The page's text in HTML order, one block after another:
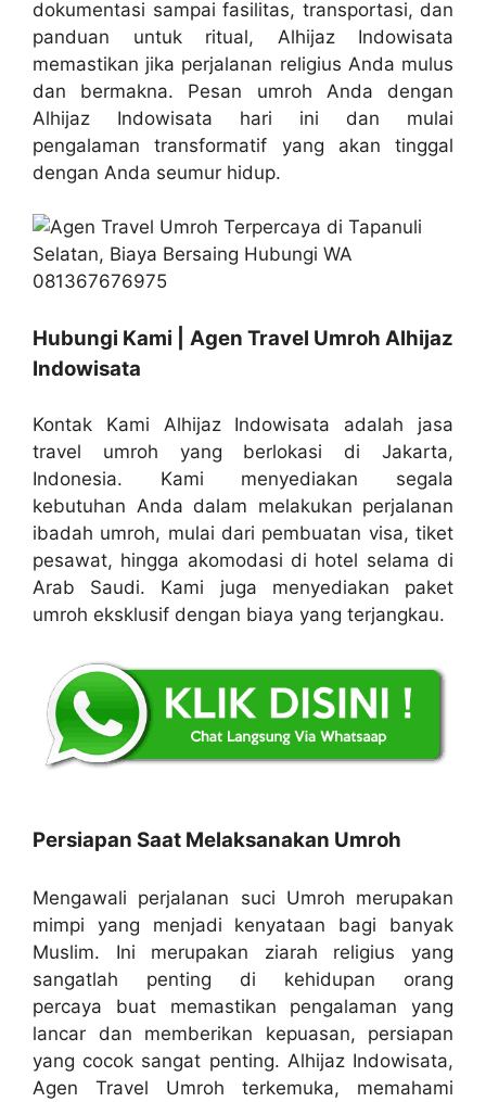
dokumentasi sampai fasilitas, transportasi, dan
panduan untuk ritual, Alhijaz Indowisata
memastikan jika perjalanan religius Anda mulus
dan bermakna. Pesan umroh Anda dengan
Alhijaz Indowisata hari ini dan mulai
pengalaman transformatif yang akan tinggal
dengan Anda seumur hidup.
Hubungi Kami | Agen Travel Umroh Alhijaz
Indowisata
Kontak Kami Alhijaz Indowisata adalah jasa
travel umroh yang berlokasi di Jakarta,
Indonesia. Kami menyediakan segala
kebutuhan Anda dalam melakukan perjalanan
ibadah umroh, mulai dari pembuatan visa, tiket
pesawat, hingga akomodasi di hotel selama di
Arab Saudi. Kami juga menyediakan paket
umroh eksklusif dengan biaya yang terjangkau.
Persiapan Saat Melaksanakan Umroh
Mengawali perjalanan suci Umroh merupakan
mimpi yang menjadi kenyataan bagi banyak
Muslim. Ini merupakan ziarah religius yang
sangatlah penting di kehidupan orang
percaya buat memastikan pengalaman yang
lancar dan memberikan kepuasan, persiapan
yang cocok sangat penting. Alhijaz Indowisata,
Agen Travel Umroh terkemuka, memahami